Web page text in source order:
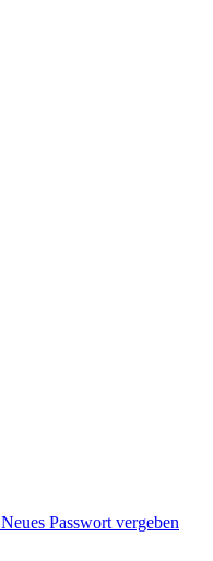
Neues Passwort vergeben